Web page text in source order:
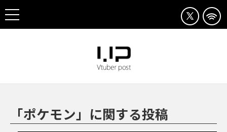
「ポケモン」に関する投稿